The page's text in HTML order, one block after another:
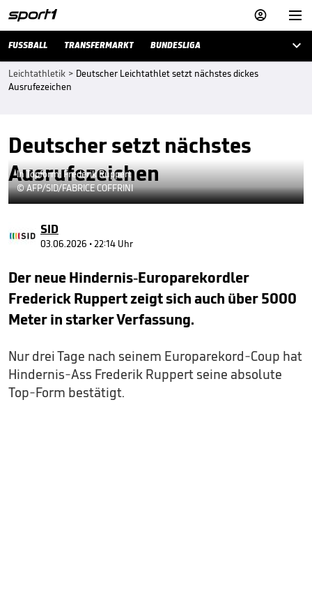


FUSSBALL TRANSFERMARKT BUNDESLIGA 
Leichtathletik > Deutscher Leichtathlet setzt nächstes dickes
Ausrufezeichen
Deutscher setzt nächstes
Ausrufezeichen
In Topform: Frederik Ruppert
© AFP/SID/FABRICE COFFRINI
SID
03.06.2026 • 22:14 Uhr
Der neue Hindernis-Europarekordler
Frederick Ruppert zeigt sich auch über 5000
Meter in starker Verfassung.
Nur drei Tage nach seinem Europarekord-Coup hat
Hindernis-Ass Frederik Ruppert seine absolute
Top-Form bestätigt.